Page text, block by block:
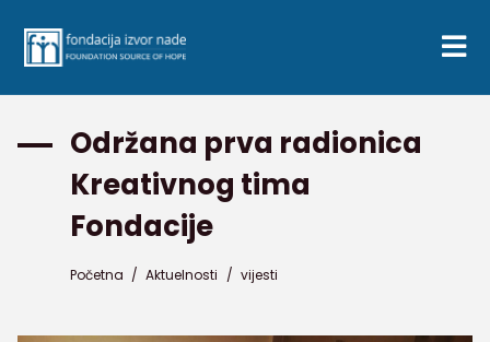
Održana prva radionica
Kreativnog tima
Fondacije
Početna / Aktuelnosti / vijesti